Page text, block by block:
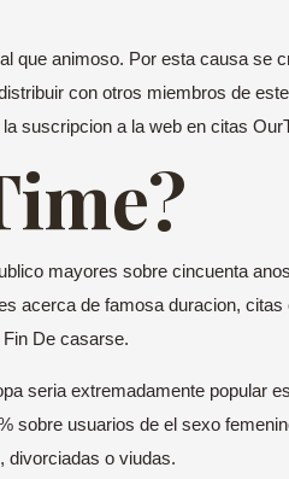
animoso. Por esta causa se
con otros miembros de
la suscripcion a la web en citas
mayores sobre cincuenta
acerca de famosa duracion,
De casarse.
seri­a extremadamente popular
sobre usuarios de el sexo
divorciadas o viudas.